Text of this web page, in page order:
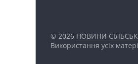
© 2026 НОВИНИ
Використання усіх